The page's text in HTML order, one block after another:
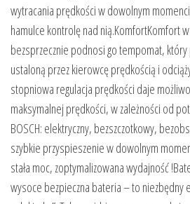
wytracania prędkości w dowolnym
hamulce kontrolę nad nią.KomfortKomfort
bezsprzecznie podnosi go tempomat, który
ustaloną przez kierowcę prędkością i
stopniowa regulacja prędkości daje
maksymalnej prędkości, w zależności od
BOSCH: elektryczny, bezszczotkowy,
szybkie przyspieszenie w dowolnym
stała moc, zoptymalizowana wydajność
wysoce bezpieczna bateria – to niezbędny